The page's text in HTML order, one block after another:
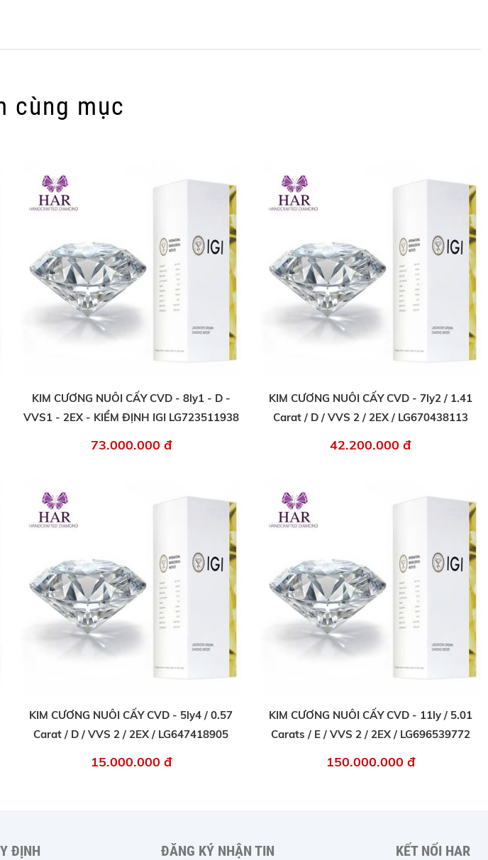
cùng mục
KIM CƯƠNG NUÔI CẤY CVD - 8ly1 - D -
VVS1 - 2EX - KIỂM ĐỊNH IGI LG723511938
73.000.000 đ
KIM CƯƠNG NUÔI CẤY CVD - 7ly2 / 1.41
Carat / D / VVS 2 / 2EX / LG670438113
42.200.000 đ
KIM CƯƠNG NUÔI CẤY CVD - 5ly4 / 0.57
Carat / D / VVS 2 / 2EX / LG647418905
15.000.000 đ
KIM CƯƠNG NUÔI CẤY CVD - 11ly / 5.01
Carats / E / VVS 2 / 2EX / LG696539772
150.000.000 đ
ĐỊNH ĐĂNG KÝ NHẬN TIN KẾT NỐI HAR